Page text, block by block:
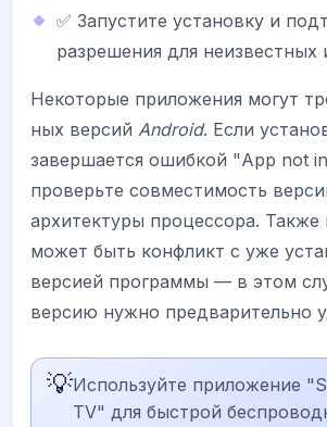
✅ Запустите установку и
разрешения для неизвестных
Некоторые приложения могут
ных версий Android. Если
завершается ошибкой "App not
проверьте совместимость
архитектуры процессора. Также
может быть конфликт с уже
версией программы — в этом
версию нужно предварительно
💡Используйте приложение
TV" для быстрой